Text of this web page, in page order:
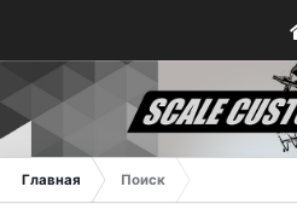
Главная Поиск